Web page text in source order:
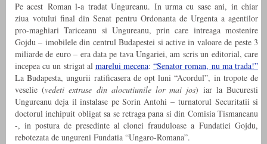
Pe acest Roman l-a tradat Ungureanu. In urma cu sase ani, in chiar
ziua votului final din Senat pentru Ordonanta de Urgenta a agentilor
pro-maghiari Tariceanu si Ungureanu, prin care intreaga mostenire
Gojdu – imobilele din centrul Budapestei si active in valoare de peste 3
miliarde de euro – era data pe tava Ungariei, am scris un editorial, care
incepea cu un strigat al marelui mecena:“Senator roman, nu ma trada!”
La Budapesta, ungurii ratificasera de opt luni “Acordul”, in tropote de
veselie (vedeti extrase din alocutiunile lor mai jos) iar la Bucuresti
Ungureanu deja il instalase pe Sorin Antohi – turnatorul Securitatii si
doctorul inchipuit obligat sa se retraga pana si din Comisia Tismaneanu
-, in postura de presedinte al clonei frauduloase a Fundatiei Gojdu,
rebotezata de ungureni Fundatia “Ungaro-Romana”.